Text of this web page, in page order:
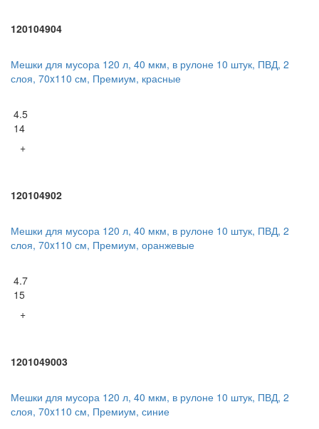
120104904
Мешки для мусора 120 л, 40 мкм, в рулоне 10 штук, ПВД, 2
слоя, 70x110 см, Премиум, красные
4.5
14
+
120104902
Мешки для мусора 120 л, 40 мкм, в рулоне 10 штук, ПВД, 2
слоя, 70x110 см, Премиум, оранжевые
4.7
15
+
1201049003
Мешки для мусора 120 л, 40 мкм, в рулоне 10 штук, ПВД, 2
слоя, 70x110 см, Премиум, синие